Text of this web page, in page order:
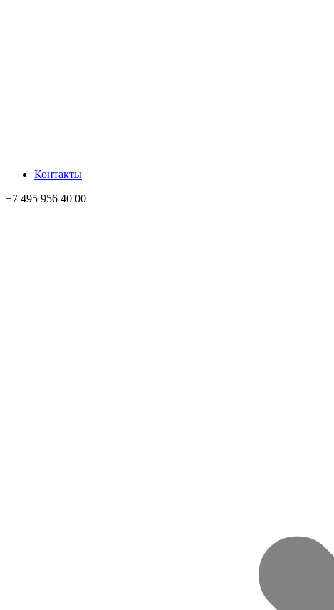
Контакты
+7 495 956 40 00